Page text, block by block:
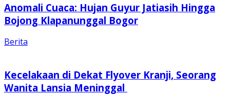
Anomali Cuaca: Hujan Guyur Jatiasih Hingga
Bojong Klapanunggal Bogor
Berita
Kecelakaan di Dekat Flyover Kranji, Seorang
Wanita Lansia Meninggal